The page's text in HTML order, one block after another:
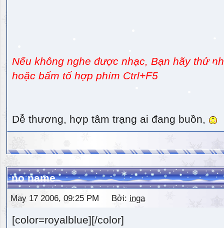
Nếu không nghe được nhạc, Bạn hãy thử
hoặc bấm tổ hợp phím Ctrl+F5
Dễ thương, hợp tâm trạng ai đang buồn,
no name
May 17 2006, 09:25 PM Bởi: inga
[color=royalblue][/color]